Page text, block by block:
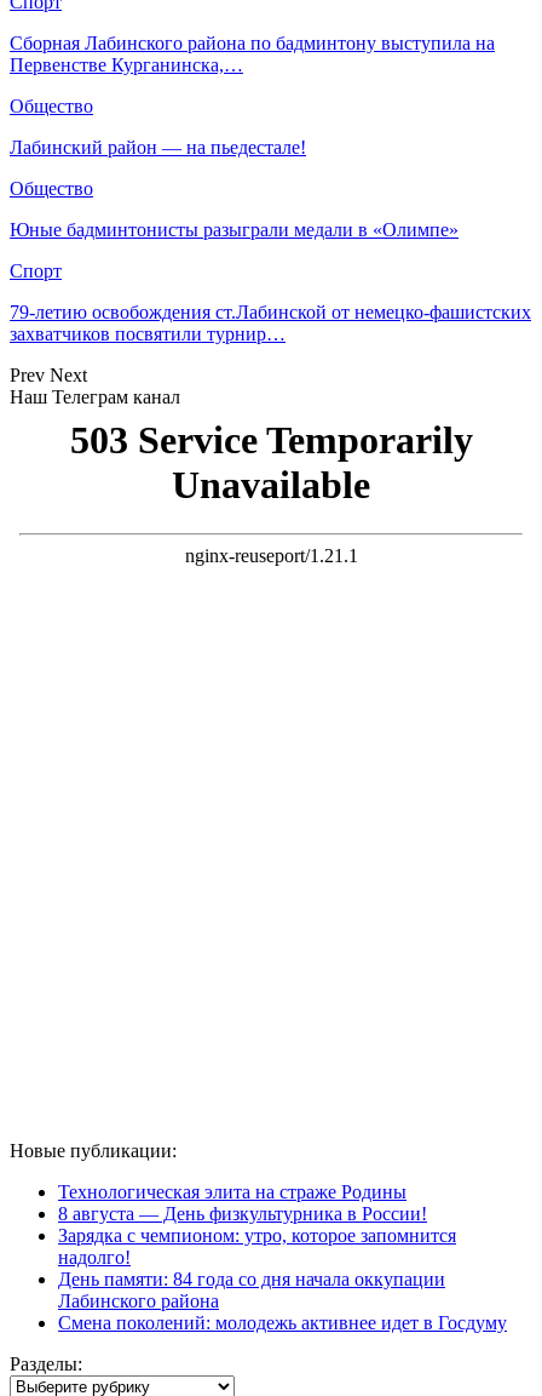
Сборная Лабинского района по бадминтону выступила на
Первенстве Курганинска,…
Общество
Лабинский район — на пьедестале!
Общество
Юные бадминтонисты разыграли медали в «Олимпе»
Спорт
79-летию освобождения ст.Лабинской от немецко-фашистских
захватчиков посвятили турнир…
Prev Next
Наш Телеграм канал
Новые публикации:
Технологическая элита на страже Родины
8 августа — День физкультурника в России!
Зарядка с чемпионом: утро, которое запомнится
надолго!
День памяти: 84 года со дня начала оккупации
Лабинского района
Смена поколений: молодежь активнее идет в Госдуму
Разделы:
Разделы: